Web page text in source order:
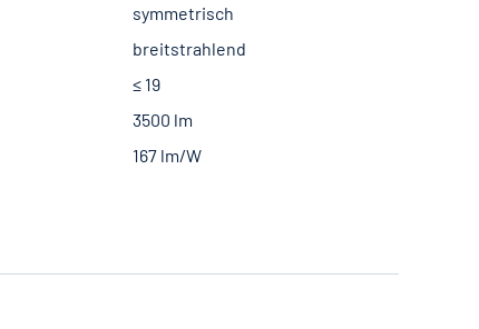
symmetrisch
breitstrahlend
≤ 19
3500 lm
167 lm/W